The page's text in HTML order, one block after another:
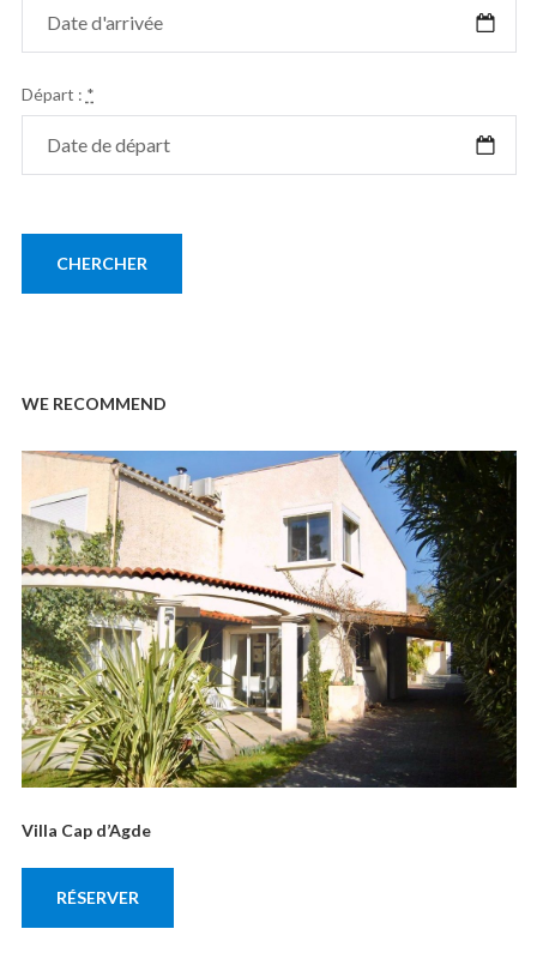
Départ : *
WE RECOMMEND
Villa Cap d’Agde
RÉSERVER